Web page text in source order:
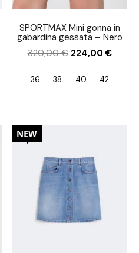
SPORTMAX Mini gonna in
gabardina gessata – Nero
320,00€ 224,00€
36 38 40 42
20%
NEW